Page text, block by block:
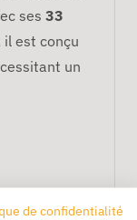
ses 33
il est conçu
un
de confidentialité